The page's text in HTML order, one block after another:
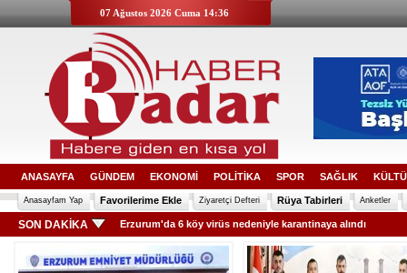
07 Ağustos 2026 Cuma 14:36
ANASAYFA GÜNDEM EKONOMİ POLİTİKA SPOR SAĞLIK
Anasayfam Yap Favorilerime Ekle Ziyaretçi Defteri Rüya Tabirleri Anketler
SON DAKİKA Erzurum'a şehit ateşi düştü